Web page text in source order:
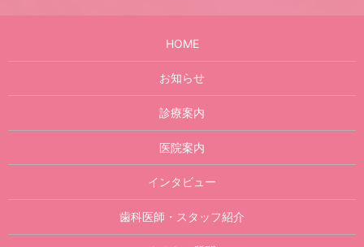
HOME
お知らせ
診療案内
医院案内
インタビュー
歯科医師・スタッフ紹介